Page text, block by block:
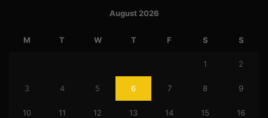
August 2026
M T W T F S S
1 2
3 4 5 6 7 8 9
10 11 12 13 14 15 16